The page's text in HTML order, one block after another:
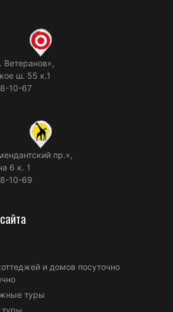
Ветеранов»,
ш. 55 к.1
10-67
пр.»,
6 к. 1
10-69
и домов посуточно
туры